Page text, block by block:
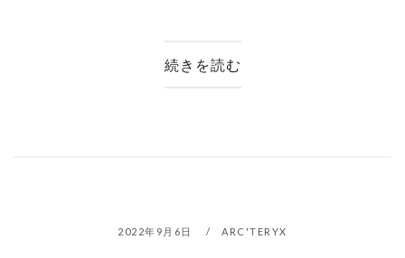
続きを読む
2022年9月6日 ARC'TERYX